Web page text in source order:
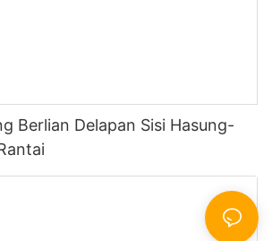
Berlian Delapan Sisi Hasung-